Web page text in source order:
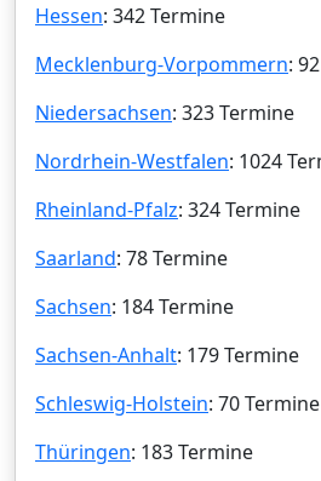
Hessen: 342 Termine
Mecklenburg-Vorpommern:
Niedersachsen: 323 Termine
Nordrhein-Westfalen: 1024
Rheinland-Pfalz: 324 Termine
Saarland: 78 Termine
Sachsen: 184 Termine
Sachsen-Anhalt: 179 Termine
Schleswig-Holstein: 70 Termine
Thüringen: 183 Termine